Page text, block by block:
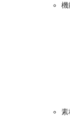
機
素